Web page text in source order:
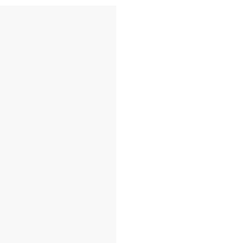
clínicos dos pacientes.